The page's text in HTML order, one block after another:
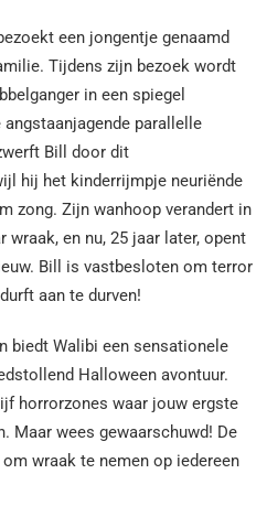
een jongentje genaamd
Tijdens zijn bezoek wordt
in een spiegel
parallelle
Bill door dit
hij het kinderrijmpje neuriënde
zong. Zijn wanhoop verandert in
wraak, en nu, 25 jaar later, opent
Bill is vastbesloten om terror
aan te durven!
biedt Walibi een sensationele
Halloween avontuur.
horrorzones waar jouw ergste
Maar wees gewaarschuwd! De
wraak te nemen op iedereen